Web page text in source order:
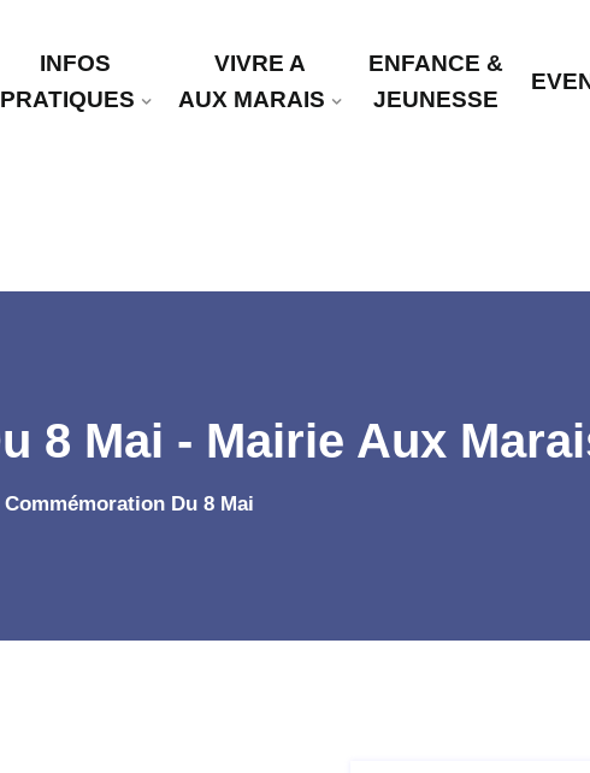
INFOS
PRATIQUES
VIVRE A
AUX MARAIS
ENFANCE &
JEUNESSE
8 Mai - Mairie Aux
Commémoration Du 8 Mai